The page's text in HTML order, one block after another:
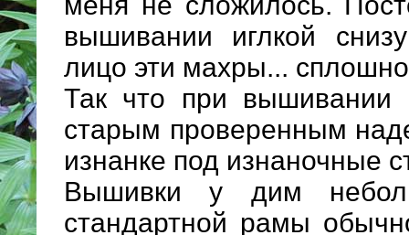
вышивании иглкой
лицо эти махры...
Так что при вышивании
старым проверенным
изнанке под изнаночные
Вышивки у дим
стандартной рамы